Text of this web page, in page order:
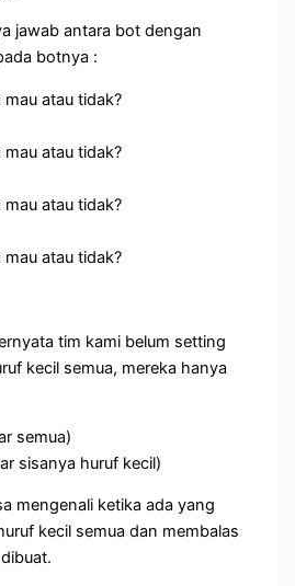
jawab antara bot dengan
botnya :
mau atau tidak?
mau atau tidak?
mau atau tidak?
mau atau tidak?
tim kami belum setting
kecil semua, mereka hanya
semua)
sisanya huruf kecil)
mengenali ketika ada yang
kecil semua dan membalas